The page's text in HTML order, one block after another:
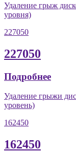
Удаление грыж
уровня)
227050
227050
Подробнее
Удаление грыжи
уровень)
162450
162450